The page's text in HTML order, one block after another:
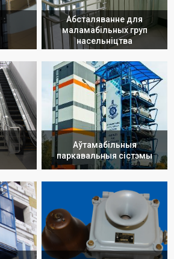
Абсталяванне для
маламабільных груп
насельніцтва
Аўтамабільныя
паркавальныя сістэмы